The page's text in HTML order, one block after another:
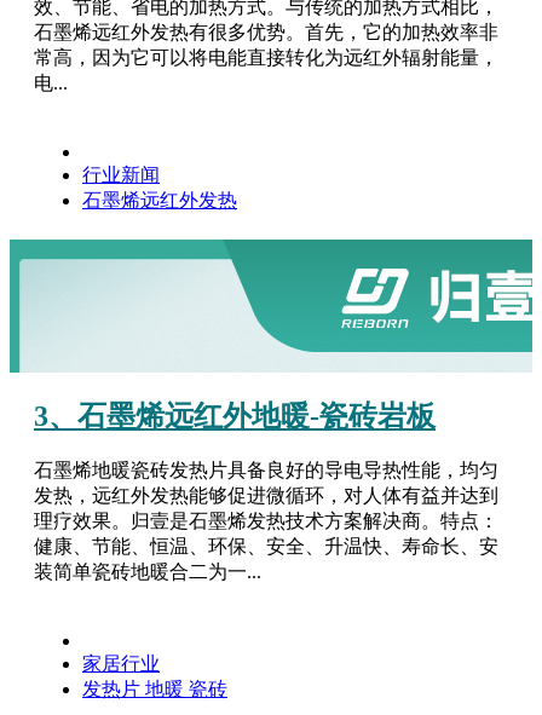
效、节能、省电的加热方式。与传统的加热方式相比，
石墨烯远红外发热有很多优势。首先，它的加热效率非
常高，因为它可以将电能直接转化为远红外辐射能量，
电...
行业新闻
石墨烯远红外发热
3、石墨烯远红外地暖-瓷砖岩板
石墨烯地暖瓷砖发热片具备良好的导电导热性能，均匀
发热，远红外发热能够促进微循环，对人体有益并达到
理疗效果。归壹是石墨烯发热技术方案解决商。特点：
健康、节能、恒温、环保、安全、升温快、寿命长、安
装简单瓷砖地暖合二为一...
家居行业
发热片 地暖 瓷砖